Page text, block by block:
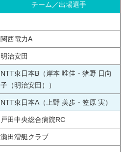
チーム／出場選手
関西電力A
明治安田
NTT東日本B（岸本 唯佳・猪野 日向
子（明治安田））
NTT東日本A（上野 美歩・笠原 実）
戸田中央総合病院RC
瀬田漕艇クラブ